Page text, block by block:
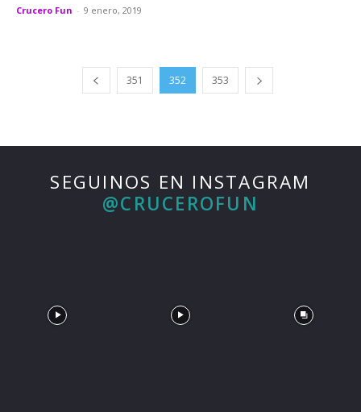
Crucero Fun - 9 enero, 2019
351 352 353
SEGUINOS EN INSTAGRAM
@CRUCEROFUN